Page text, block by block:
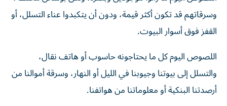
وسرقاتهم قد تكون أكثر قيمة، ودون أن يتكبدوا عناء التسلل، أو
القفز فوق أسوار البيوت.
اللصوص اليوم كل ما يحتاجونه حاسوب أو هاتف نقال،
والتسلل إلى بيوتنا وجيوبنا في الليل أو النهار، وسرقة أموالنا من
أرصدتنا البنكية أو معلوماتنا من هواتفنا.